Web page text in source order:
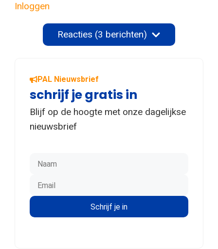
Inloggen
Reacties (3 berichten)
PAL Nieuwsbrief
schrijf je gratis in
Blijf op de hoogte met onze dagelijkse
nieuwsbrief